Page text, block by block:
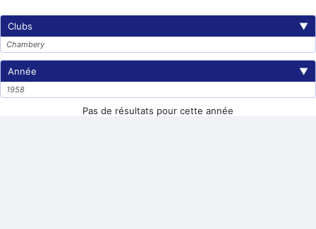
Clubs ▼
Chambery
Année ▼
1958
Pas de résultats pour cette année